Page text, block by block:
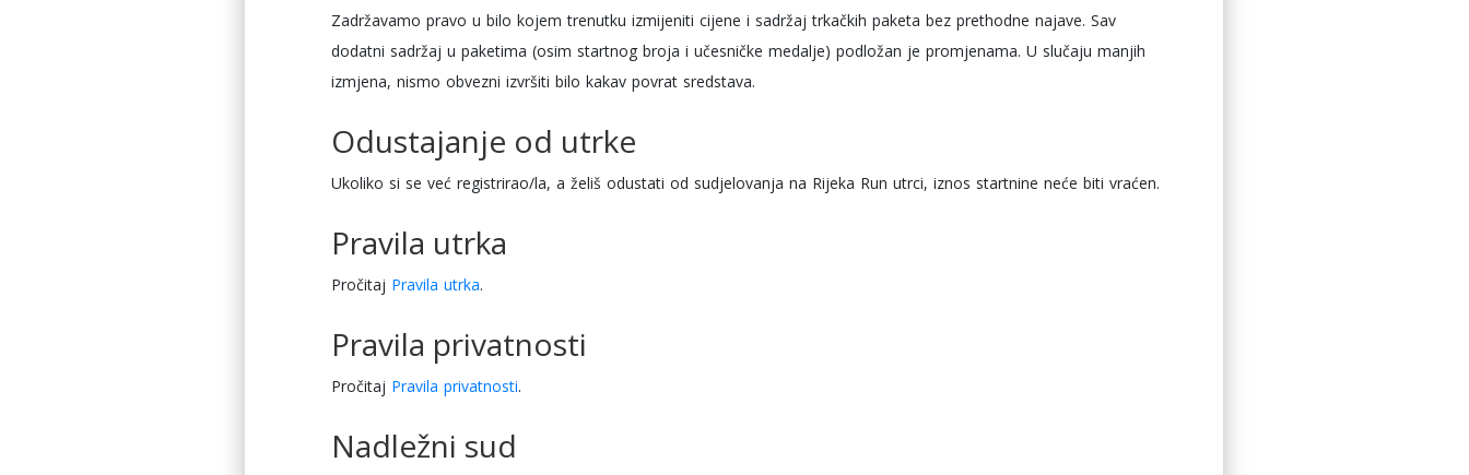
Zadržavamo pravo u bilo kojem trenutku izmijeniti cijene i sadržaj trkačkih paketa bez prethodne najave. Sav
dodatni sadržaj u paketima (osim startnog broja i učesničke medalje) podložan je promjenama. U slučaju manjih
izmjena, nismo obvezni izvršiti bilo kakav povrat sredstava.
Odustajanje od utrke
Ukoliko si se već registrirao/la, a želiš odustati od sudjelovanja na Rijeka Run utrci, iznos startnine neće biti vraćen.
Pravila utrka
Pročitaj Pravila utrka.
Pravila privatnosti
Pročitaj Pravila privatnosti.
Nadležni sud